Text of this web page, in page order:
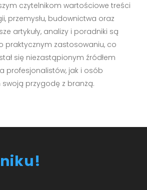
czytelnikom wartościowe treści
przemysłu, budownictwa oraz
artykuły, analizy i poradniki są
praktycznym zastosowaniu, co
się niezastąpionym źródłem
profesjonalistów, jak i osób
przygodę z branżą.